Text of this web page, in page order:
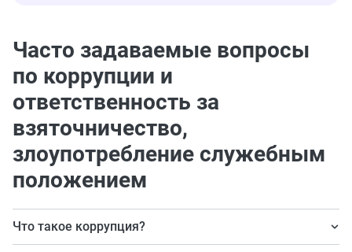
Часто задаваемые вопросы
по коррупции и
ответственность за
взяточничество,
злоупотребление служебным
положением
Что такое коррупция?